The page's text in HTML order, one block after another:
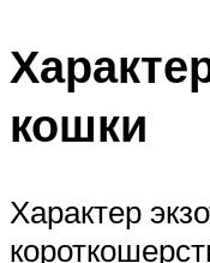
кошки
Характер